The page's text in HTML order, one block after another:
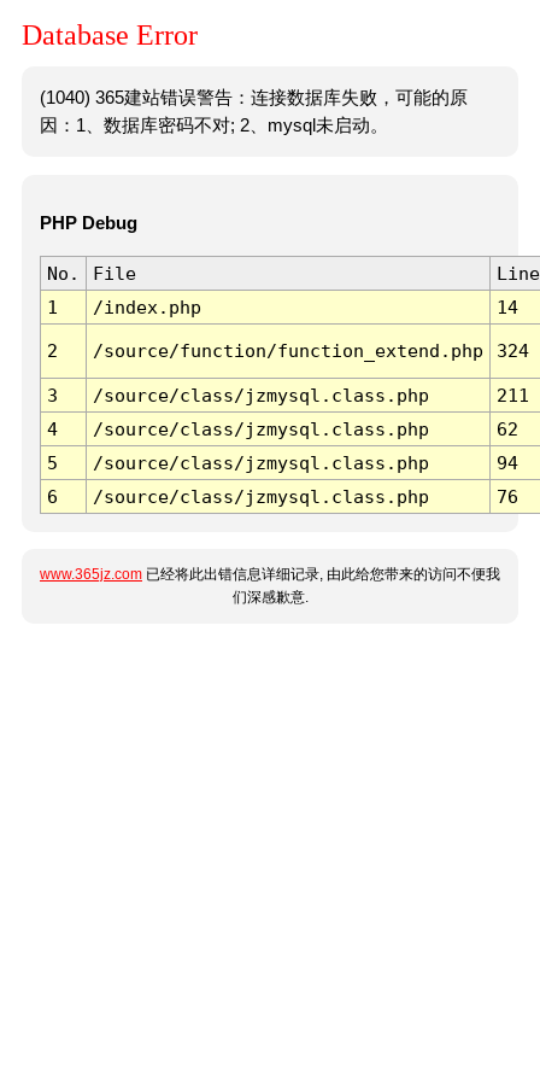
Database Error
(1040) 365建站错误警告：连接数据库失败，可能的原
因：1、数据库密码不对; 2、mysql未启动。
PHP Debug
No. File
Line
1
/index.php 14
2 /source/function/function_extend.php 324
3 /source/class/jzmysql.class.php
211
4
/source/class/jzmysql.class.php
62
5
/source/class/jzmysql.class.php
94
6
/source/class/jzmysql.class.php 76
www.365jz.com 已经将此出错信息详细记录, 由此给您带来的访问不便我
们深感歉意.